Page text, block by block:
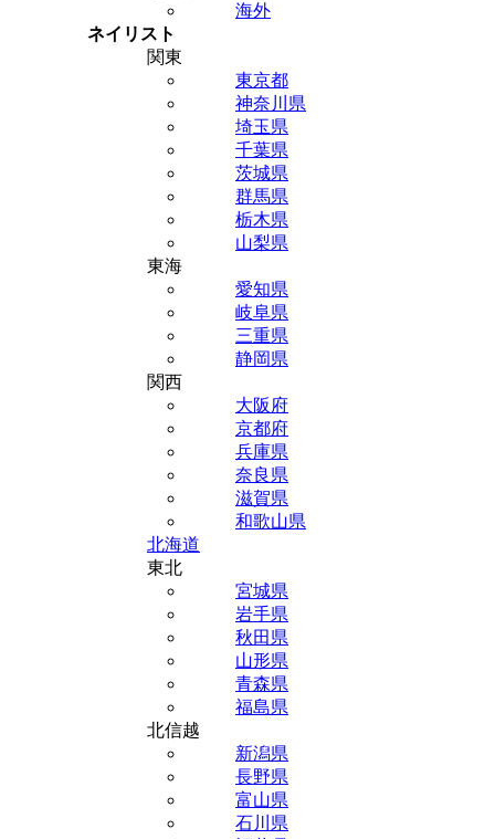
海外
ネイリスト
関東
東京都
神奈川県
埼玉県
千葉県
茨城県
群馬県
栃木県
山梨県
東海
愛知県
岐阜県
三重県
静岡県
関西
大阪府
京都府
兵庫県
奈良県
滋賀県
和歌山県
北海道
東北
宮城県
岩手県
秋田県
山形県
青森県
福島県
北信越
新潟県
長野県
富山県
石川県